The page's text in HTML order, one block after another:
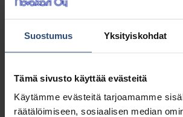
Suostumus Yksityiskohdat
Tämä sivusto käyttää evästeitä
Käytämme evästeitä tarjoamamme
räätälöimiseen, sosiaalisen median
Korkealuokkainen
2,42€ alv 0%
(3,04€